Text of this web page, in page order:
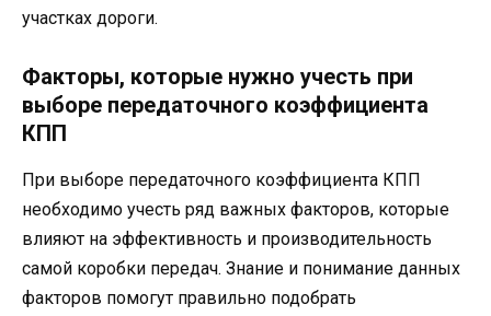
участках дороги.
Факторы, которые нужно учесть при
выборе передаточного коэффициента
КПП
При выборе передаточного коэффициента КПП
необходимо учесть ряд важных факторов, которые
влияют на эффективность и производительность
самой коробки передач. Знание и понимание данных
факторов помогут правильно подобрать